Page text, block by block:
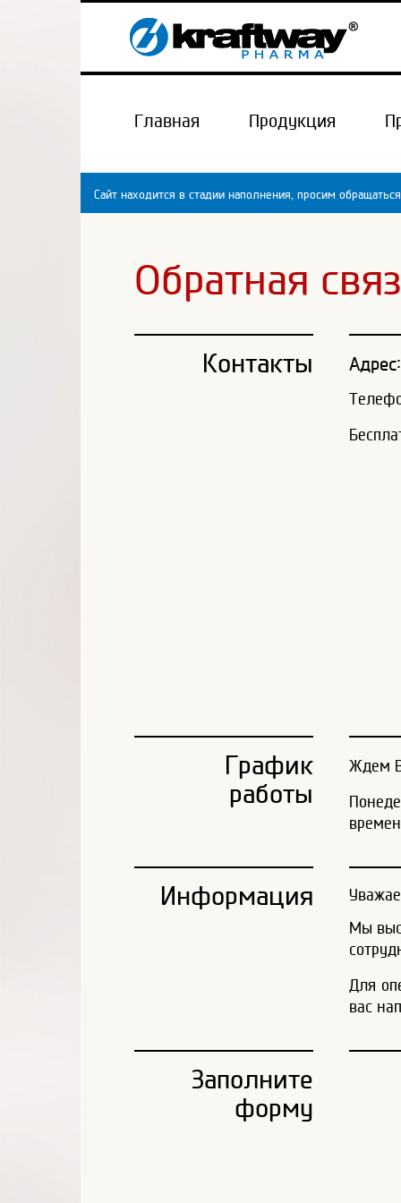
Главная Продукция
Сайт находится в стадии наполнения, просим
Обратная
Контакты Адрес:
График
работы
Ждем
Информация
Мы
Для
вас
Заполните
форму